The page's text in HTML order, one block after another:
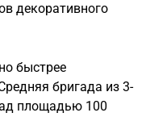
декоративного
быстрее
бригада из 3-
площадью 100